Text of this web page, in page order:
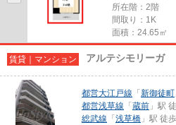
所在階：2階
間取り：1K
面積：24.65㎡
賃貸｜マンション アルテシモリーガ
都営大江戸線 「 新御徒町
都営浅草線 「 蔵前 」駅
総武線 「 浅草橋 」駅 徒